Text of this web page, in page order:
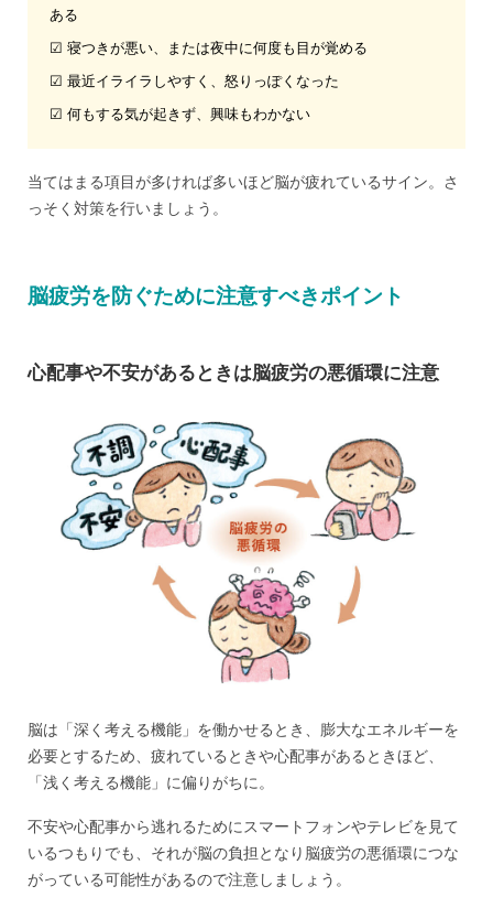
ある
☑ 寝つきが悪い、または夜中に何度も目が覚める
☑ 最近イライラしやすく、怒りっぽくなった
☑ 何もする気が起きず、興味もわかない
当てはまる項目が多ければ多いほど脳が疲れているサイン。さ
っそく対策を行いましょう。
脳疲労を防ぐために注意すべきポイント
心配事や不安があるときは脳疲労の悪循環に注意
脳は「深く考える機能」を働かせるとき、膨大なエネルギーを
必要とするため、疲れているときや心配事があるときほど、
「浅く考える機能」に偏りがちに。
不安や心配事から逃れるためにスマートフォンやテレビを見て
いるつもりでも、それが脳の負担となり脳疲労の悪循環につな
がっている可能性があるので注意しましょう。